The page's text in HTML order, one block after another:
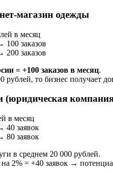
магазин одежды
в месяц
100 заказов
200 заказов
= +100 заказов в месяц.
рублей, то бизнес получает
(юридическая
в месяц
40 заявок
80 заявок
в среднем 20 000 рублей.
на 2% = +40 заявок →